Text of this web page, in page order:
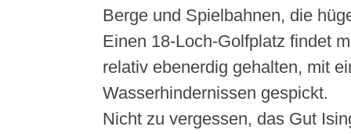
Berge und Spielbahnen, die
Einen 18-Loch-Golfplatz findet
relativ ebenerdig gehalten, mit
Wasserhindernissen gespickt.
Nicht zu vergessen, das Gut